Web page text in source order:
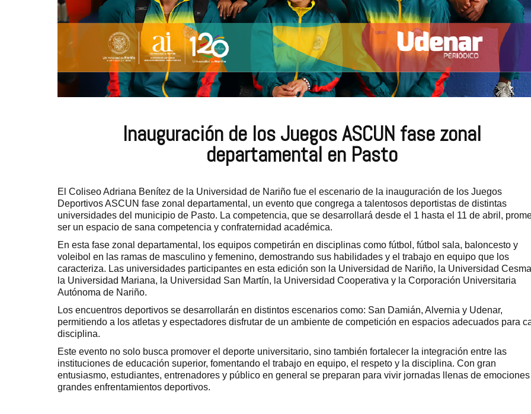
Inauguración de los JuegosASCUN fase zonal
departamental en Pasto
El Coliseo Adriana Benítez de la Universidad de Nariño fue el escenario de la inauguración de los Juegos
Deportivos ASCUN fase zonal departamental, un evento que congrega a talentosos deportistas de distintas
universidades del municipio de Pasto. La competencia, que se desarrollará desde el 1 hasta el 11 de abril,
ser un espacio de sana competencia y confraternidad académica.
En esta fase zonal departamental, los equipos competirán en disciplinas como fútbol, fútbol sala, baloncesto y
voleibol en las ramas de masculino y femenino, demostrando sus habilidades y el trabajo en equipo que los
caracteriza. Las universidades participantes en esta edición son la Universidad de Nariño, la Universidad
la Universidad Mariana, la Universidad San Martín, la Universidad Cooperativa y la Corporación Universitaria
Autónoma de Nariño.
Los encuentros deportivos se desarrollarán en distintos escenarios como: San Damián, Alvernia y Udenar,
permitiendo a los atletas y espectadores disfrutar de un ambiente de competición en espacios adecuados para
disciplina.
Este evento no solo busca promover el deporte universitario, sino también fortalecer la integración entre las
instituciones de educación superior, fomentando el trabajo en equipo, el respeto y la disciplina. Con gran
entusiasmo, estudiantes, entrenadores y público en general se preparan para vivir jornadas llenas de
grandes enfrentamientos deportivos.